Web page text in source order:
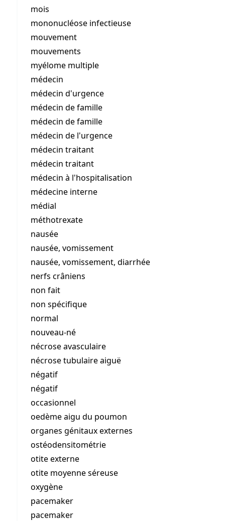
mois
mononucléose infectieuse
mouvement
mouvements
myélome multiple
médecin
médecin d'urgence
médecin de famille
médecin de famille
médecin de l'urgence
médecin traitant
médecin traitant
médecin à l'hospitalisation
médecine interne
médial
méthotrexate
nausée
nausée, vomissement
nausée, vomissement, diarrhée
nerfs crâniens
non fait
non spécifique
normal
nouveau-né
nécrose avasculaire
nécrose tubulaire aiguë
négatif
négatif
occasionnel
oedème aigu du poumon
organes génitaux externes
ostéodensitométrie
otite externe
otite moyenne séreuse
oxygène
pacemaker
pacemaker